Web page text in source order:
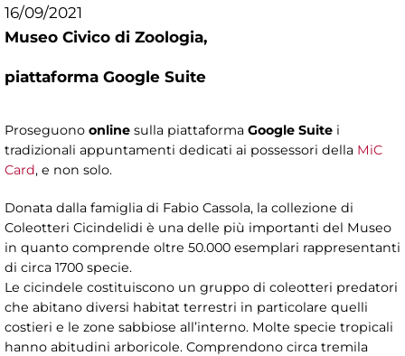
16/09/2021
Museo Civico di Zoologia,
piattaforma Google Suite
Proseguono online sulla piattaforma Google Suite i
tradizionali appuntamenti dedicati ai possessori della MiC
Card, e non solo.
Donata dalla famiglia di Fabio Cassola, la collezione di
Coleotteri Cicindelidi è una delle più importanti del Museo
in quanto comprende oltre 50.000 esemplari rappresentanti
di circa 1700 specie.
Le cicindele costituiscono un gruppo di coleotteri predatori
che abitano diversi habitat terrestri in particolare quelli
costieri e le zone sabbiose all’interno. Molte specie tropicali
hanno abitudini arboricole. Comprendono circa tremila